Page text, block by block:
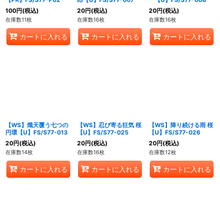
100円(税込)
在庫数11枚
カートに入れる
20円(税込)
在庫数16枚
カートに入れる
20円(税込)
在庫数16枚
カートに入れる
【WS】熾天覆う七つの
円環【U】FS/S77-013
20円(税込)
在庫数14枚
カートに入れる
【WS】忍び寄る狂気 桜
【U】FS/S77-025
20円(税込)
在庫数16枚
カートに入れる
【WS】降り続ける雨 桜
【U】FS/S77-026
20円(税込)
在庫数12枚
カートに入れる